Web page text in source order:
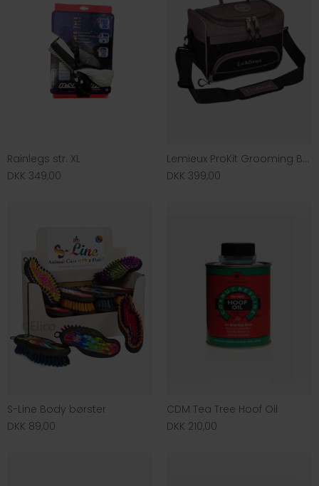
Rainlegs str. XL
DKK 349,00
Lemieux ProKit Grooming Bag
DKK 399,00
S-Line Body børster
DKK 89,00
CDM Tea Tree Hoof Oil
DKK 210,00